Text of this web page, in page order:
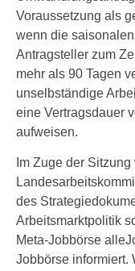
Voraussetzung als
wenn die
Antragsteller zum
mehr als 90 Tagen
unselbständige
eine Vertragsdauer
aufweisen.
Im Zuge der
des
Arbeitsmarktpolitik
Meta-Jobbörse
Jobbörse informiert.